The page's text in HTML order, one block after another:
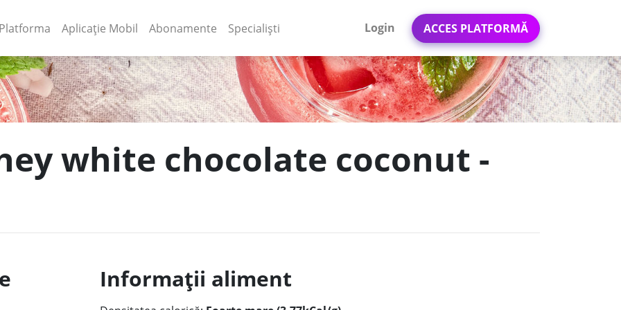
(current)
Aplicație Mobil (current)
Abonamente Specialiști Login ACCES PLATFORMĂ
white chocolate coconut -
Informații aliment